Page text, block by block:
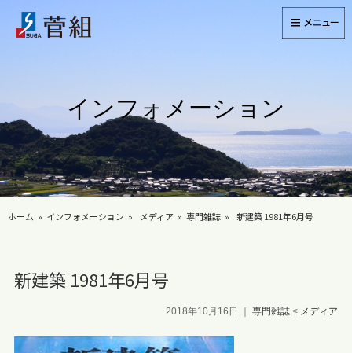
インフォメーション
ホーム インフォメーション メディア 専門雑誌 新建築 1981年6月号
新建築 1981年6月号
2018年10月16日 ｜専門雑誌 < メディア